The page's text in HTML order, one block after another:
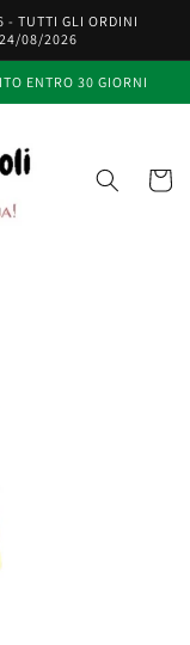
- TUTTI GLI ORDINI
24/08/2026
ENTRO 30 GIORNI
Carrello